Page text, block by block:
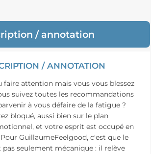
/ annotation
/ ANNOTATION
faire attention mais vous vous blessez
suivez toutes les recommandations
à vous défaire de la fatigue ?
bloqué, aussi bien sur le plan
et votre esprit est occupé en
GuillaumeFeelgood, c'est que le
seulement mécanique : il relève